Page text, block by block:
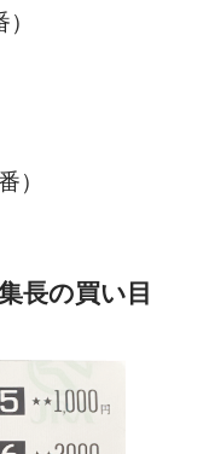
）
長の買い目